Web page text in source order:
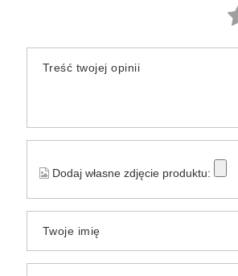
Treść twojej opinii
Dodaj własne zdjęcie produktu:
Twoje imię